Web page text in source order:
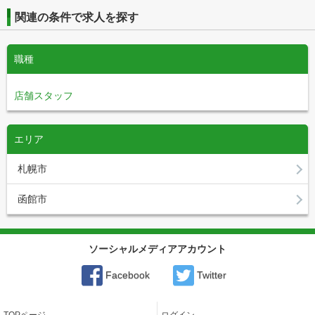
関連の条件で求人を探す
職種
店舗スタッフ
エリア
札幌市
函館市
ソーシャルメディアアカウント
Facebook Twitter